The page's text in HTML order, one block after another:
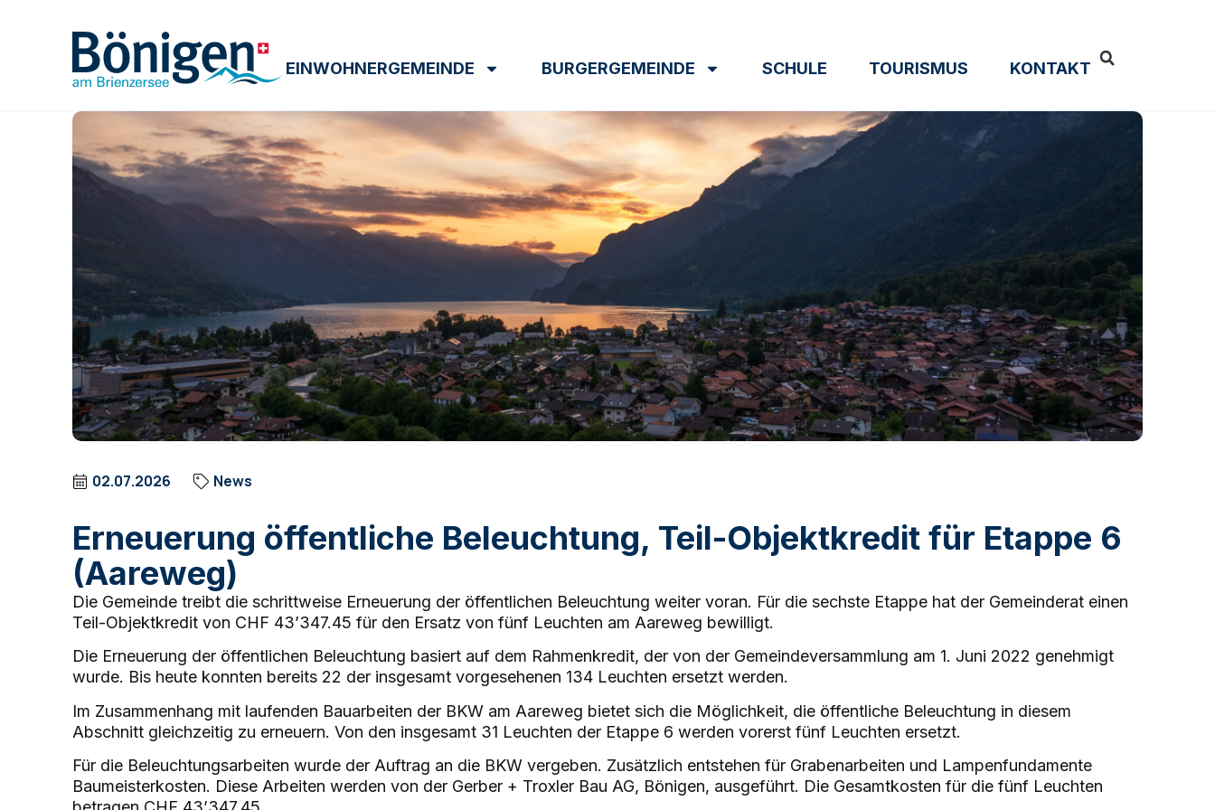
EINWOHNERGEMEINDE BURGERGEMEINDE SCHULE TOURISMUS KONTAKT
02.07.2026 News
Erneuerung öffentliche Beleuchtung, Teil-Objektkredit für Etappe 6
(Aareweg)
Die Gemeinde treibt die schrittweise Erneuerung der öffentlichen Beleuchtung weiter voran. Für die sechste Etappe hat der Gemeinderat einen
Teil-Objektkredit von CHF 43’347.45 für den Ersatz von fünf Leuchten am Aareweg bewilligt.
Die Erneuerung der öffentlichen Beleuchtung basiert auf dem Rahmenkredit, der von der Gemeindeversammlung am 1. Juni 2022 genehmigt
wurde. Bis heute konnten bereits 22 der insgesamt vorgesehenen 134 Leuchten ersetzt werden.
Im Zusammenhang mit laufenden Bauarbeiten der BKW am Aareweg bietet sich die Möglichkeit, die öffentliche Beleuchtung in diesem
Abschnitt gleichzeitig zu erneuern. Von den insgesamt 31 Leuchten der Etappe 6 werden vorerst fünf Leuchten ersetzt.
Für die Beleuchtungsarbeiten wurde der Auftrag an die BKW vergeben. Zusätzlich entstehen für Grabenarbeiten und Lampenfundamente
Baumeisterkosten. Diese Arbeiten werden von der Gerber + Troxler Bau AG, Bönigen, ausgeführt. Die Gesamtkosten für die fünf Leuchten